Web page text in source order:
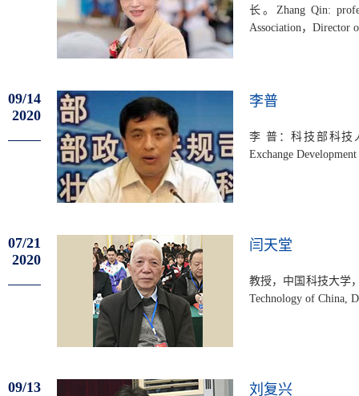
长。Zhang Qin:
Association，Director
09/14
2020
李普
李 普：科技部科技人才中心主任。Li Pu: Director of the Science and Technology Talent
Exchange
07/21
2020
闫天堂
教授，中国科技大学
Technology of China,
09/13 刘复兴